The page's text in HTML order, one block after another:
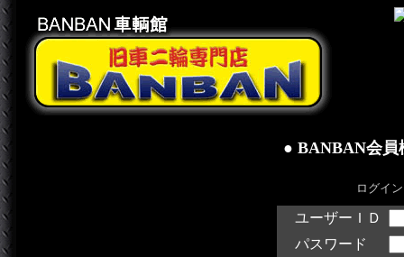
● BANBAN会員
ログイ
ユーザーＩＤ
パスワード